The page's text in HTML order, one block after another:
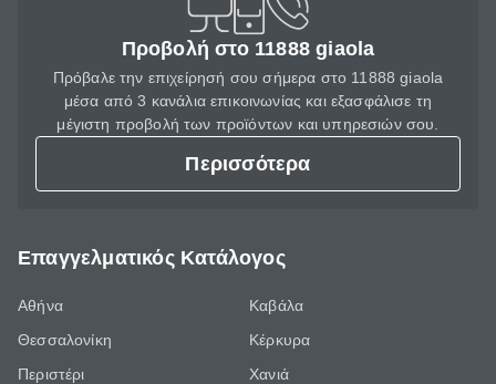
Προβολή στο 11888 giaola
Πρόβαλε την επιχείρησή σου σήμερα στο 11888 giaola
μέσα από 3 κανάλια επικοινωνίας και εξασφάλισε τη
μέγιστη προβολή των προϊόντων και υπηρεσιών σου.
Περισσότερα
Επαγγελματικός Κατάλογος
Αθήνα
Θεσσαλονίκη
Περιστέρι
Καβάλα
Κέρκυρα
Χανιά